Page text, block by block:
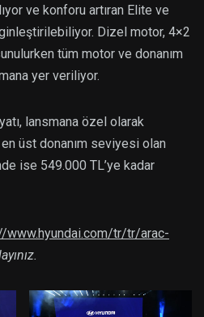
ve konforu artıran Elite ve
Dizel motor, 4×2
tüm motor ve donanım
yer veriliyor.
lansmana özel olarak
üst donanım seviyesi olan
ise 549.000 TL’ye kadar
www.hyundai.com/tr/tr/arac-